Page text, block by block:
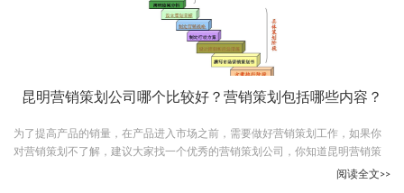
昆明营销策划公司哪个比较好？营销策划包括哪些内容？
为了提高产品的销量，在产品进入市场之前，需要做好营销策划工作，如果你
对营销策划不了解，建议大家找一个优秀的营销策划公司，你知道昆明营销策
划公司哪个比较好吗？在众多策划公司中古柏广告设计公司是最优秀的，下面
阅读全文>>